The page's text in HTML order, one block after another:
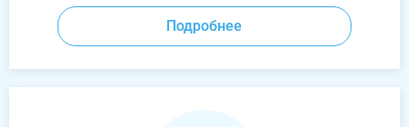
Подробнее